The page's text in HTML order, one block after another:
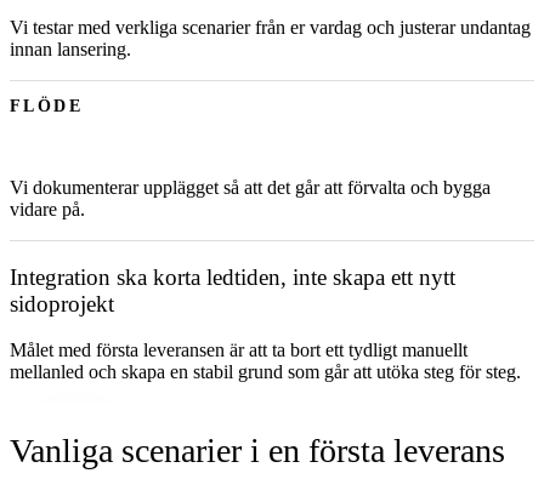
Vi testar med verkliga scenarier från er vardag och justerar undantag
innan lansering.
FLÖDE
Vi dokumenterar upplägget så att det går att förvalta och bygga
vidare på.
Integration ska korta ledtiden, inte skapa ett nytt
sidoprojekt
Målet med första leveransen är att ta bort ett tydligt manuellt
mellanled och skapa en stabil grund som går att utöka steg för steg.
Vanliga scenarier i en första leverans